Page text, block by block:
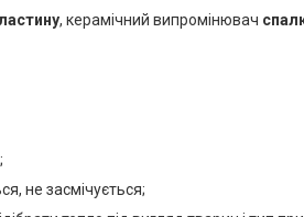
, керамічний випромінювач
не засмічується;